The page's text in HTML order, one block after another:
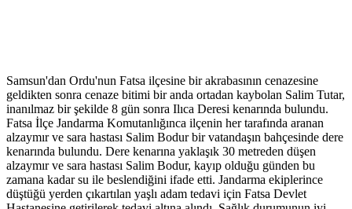
Samsun'dan Ordu'nun Fatsa ilçesine bir akrabasının cenazesine
geldikten sonra cenaze bitimi bir anda ortadan kaybolan Salim Tutar,
inanılmaz bir şekilde 8 gün sonra Ilıca Deresi kenarında bulundu.
Fatsa İlçe Jandarma Komutanlığınca ilçenin her tarafında aranan
alzaymır ve sara hastası Salim Bodur bir vatandaşın bahçesinde dere
kenarında bulundu. Dere kenarına yaklaşık 30 metreden düşen
alzaymır ve sara hastası Salim Bodur, kayıp olduğu günden bu
zamana kadar su ile beslendiğini ifade etti. Jandarma ekiplerince
düştüğü yerden çıkartılan yaşlı adam tedavi için Fatsa Devlet